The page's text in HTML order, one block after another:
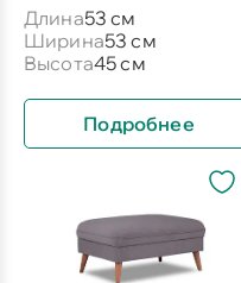
Длина53 см
Ширина53 см
Высота45 см
Подробнее